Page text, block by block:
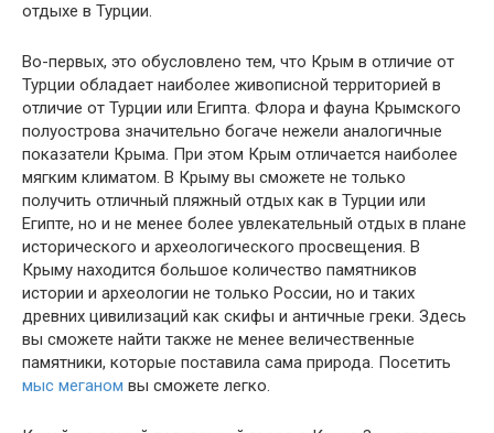
отдыхе в Турции.
Во-первых, это обусловлено тем, что Крым в отличие от
Турции обладает наиболее живописной территорией в
отличие от Турции или Египта. Флора и фауна Крымского
полуострова значительно богаче нежели аналогичные
показатели Крыма. При этом Крым отличается наиболее
мягким климатом. В Крыму вы сможете не только
получить отличный пляжный отдых как в Турции или
Египте, но и не менее более увлекательный отдых в плане
исторического и археологического просвещения. В
Крыму находится большое количество памятников
истории и археологии не только России, но и таких
древних цивилизаций как скифы и античные греки. Здесь
вы сможете найти также не менее величественные
памятники, которые поставила сама природа. Посетить
мыс меганом вы сможете легко.